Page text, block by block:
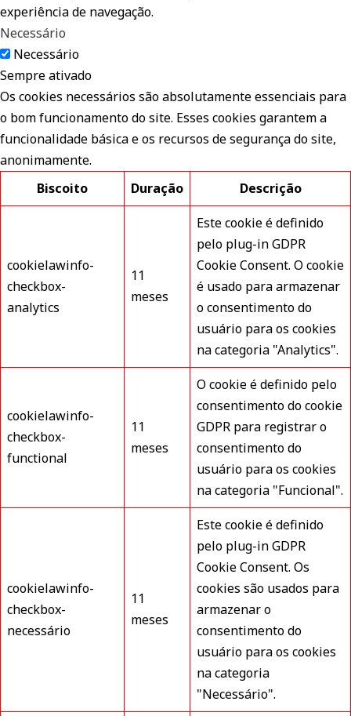
experiência de navegação.
Necessário
Necessário
Sempre ativado
Os cookies necessários são absolutamente essenciais para
o bom funcionamento do site. Esses cookies garantem a
funcionalidade básica e os recursos de segurança do site,
anonimamente.
Biscoito
Duração Descrição
cookielawinfo-
checkbox-
analytics
11
meses
Este cookie é definido
pelo plug-in GDPR
Cookie Consent. O cookie
é usado para armazenar
o consentimento do
usuário para os cookies
na categoria "Analytics".
cookielawinfo-
checkbox-
functional
11
meses
O cookie é definido pelo
consentimento do cookie
GDPR para registrar o
consentimento do
usuário para os cookies
na categoria "Funcional".
cookielawinfo-
checkbox-
necessário
11
meses
Este cookie é definido
pelo plug-in GDPR
Cookie Consent. Os
cookies são usados para
armazenar o
consentimento do
usuário para os cookies
na categoria
"Necessário".